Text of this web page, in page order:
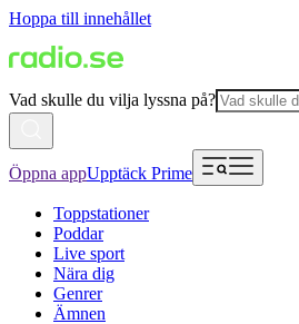
Hoppa till innehållet
Vad skulle du vilja lyssna på?
Öppna appUpptäck Prime
Toppstationer
Poddar
Live sport
Nära dig
Genrer
Ämnen